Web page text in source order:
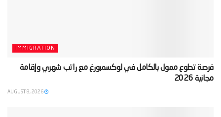
IMMIGRATION
‫فرصة تطوع ممول بالكامل في لوكسمبورغ مع راتب شهري وإقامة
مجانية 2026‬